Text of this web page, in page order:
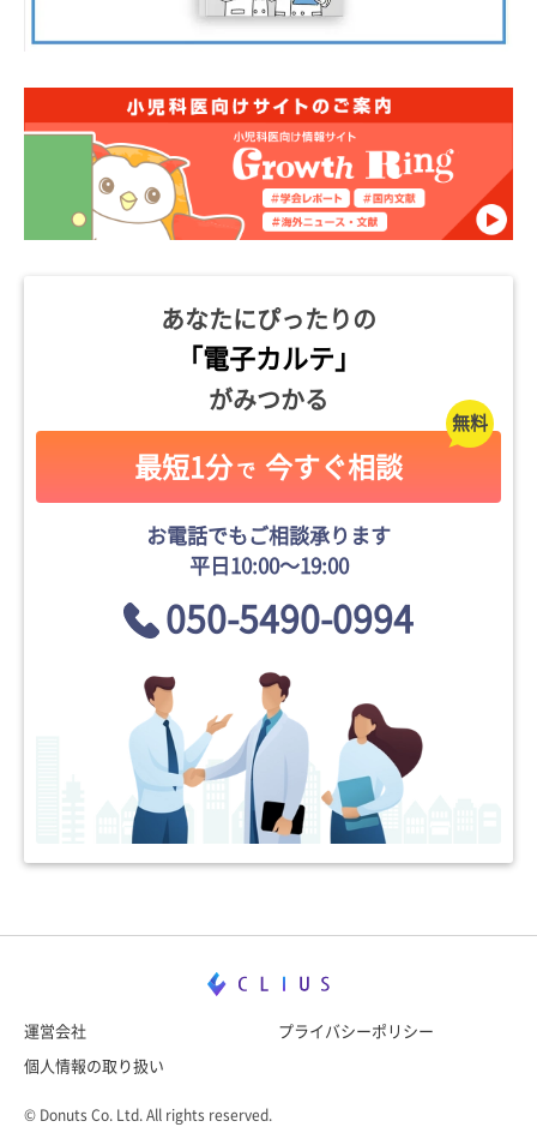
あなたにぴったりの
「電子カルテ」
がみつかる
最短1分 で 今すぐ相談
お電話でもご相談承ります
平日10:00〜19:00
050-5490-0994
運営会社 プライバシーポリシー
個人情報の取り扱い
© Donuts Co. Ltd. All rights reserved.